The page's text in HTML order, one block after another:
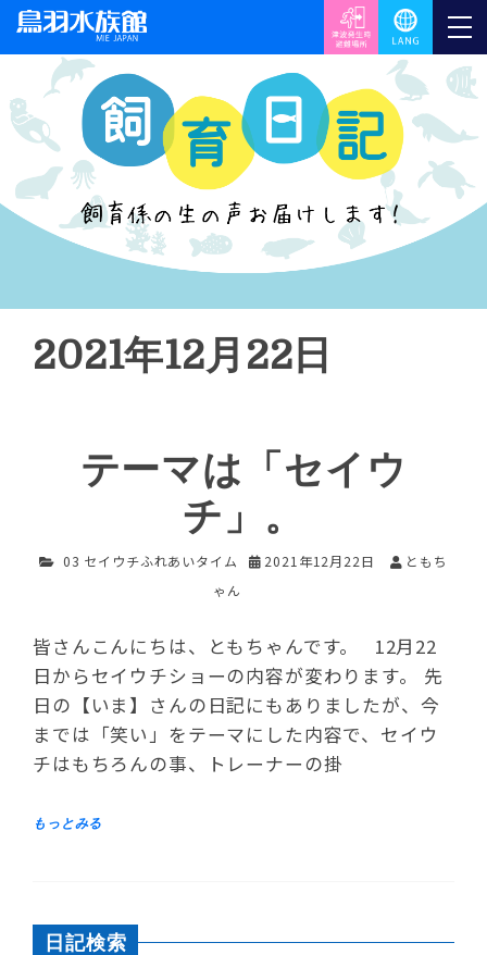
2021年12月22日
テーマは「セイウ
チ」。
03 セイウチふれあいタイム 2021年12月22日
ともち
ゃん
皆さんこんにちは、ともちゃんです。 12月22
日からセイウチショーの内容が変わります。 先
日の【いま】さんの日記にもありましたが、今
までは「笑い」をテーマにした内容で、セイウ
チはもちろんの事、トレーナーの掛
日記検索